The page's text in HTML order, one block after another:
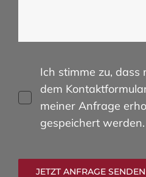
Ich stimme zu, dass
dem
meiner Anfrage
gespeichert werden.
JETZT ANFRAGE SENDEN